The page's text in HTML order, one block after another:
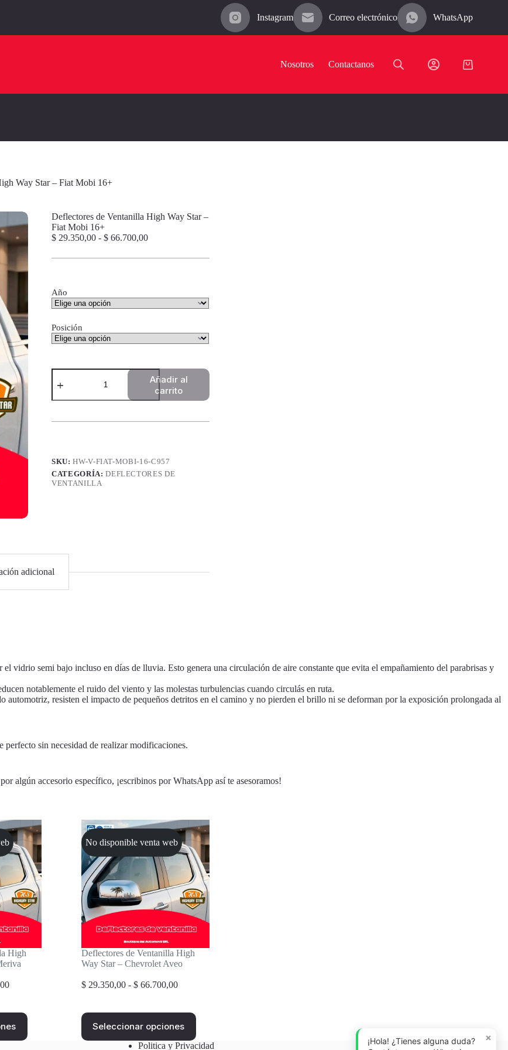
Instagram Correo electrónico WhatsApp
Nosotros Contactanos
Carro
Way Star – Fiat Mobi 16+
Deflectores de Ventanilla High Way Star –
Fiat Mobi 16+
$ 29.350,00 - $ 66.700,00Rango
precios:
$ 66.700,00
Año
Posición
Deflectores
de
High
Star
16+
cantidad
Añadir al
carrito
SKU:HW-V-FIAT-MOBI-16-C957
CATEGORÍA:DEFLECTORES DE
VENTANILLA
adicional
el vidrio semi bajo incluso en días de lluvia. Esto genera una circulación de aire constante que evita el empañamiento del parabrisas y
notablemente el ruido del viento y las molestas turbulencias cuando circulás en ruta.
automotriz, resisten el impacto de pequeños detritos en el camino y no pierden el brillo ni se deforman por la exposición prolongada al
perfecto sin necesidad de realizar modificaciones.
algún accesorio específico, ¡escribinos por WhatsApp así te asesoramos!
High
Rango
desde
$ 30.680,00
hasta
No disponible venta web
Deflectores de Ventanilla High
Way Star – Chevrolet Aveo
$29.350,00 - $66.700,00Rango
desde
$ 29.350,00
hasta
$ 66.700,00
Seleccionar opciones
Este
producto
tiene
Politica y Privacidad
×
¡Hola! ¿Tienes alguna duda?